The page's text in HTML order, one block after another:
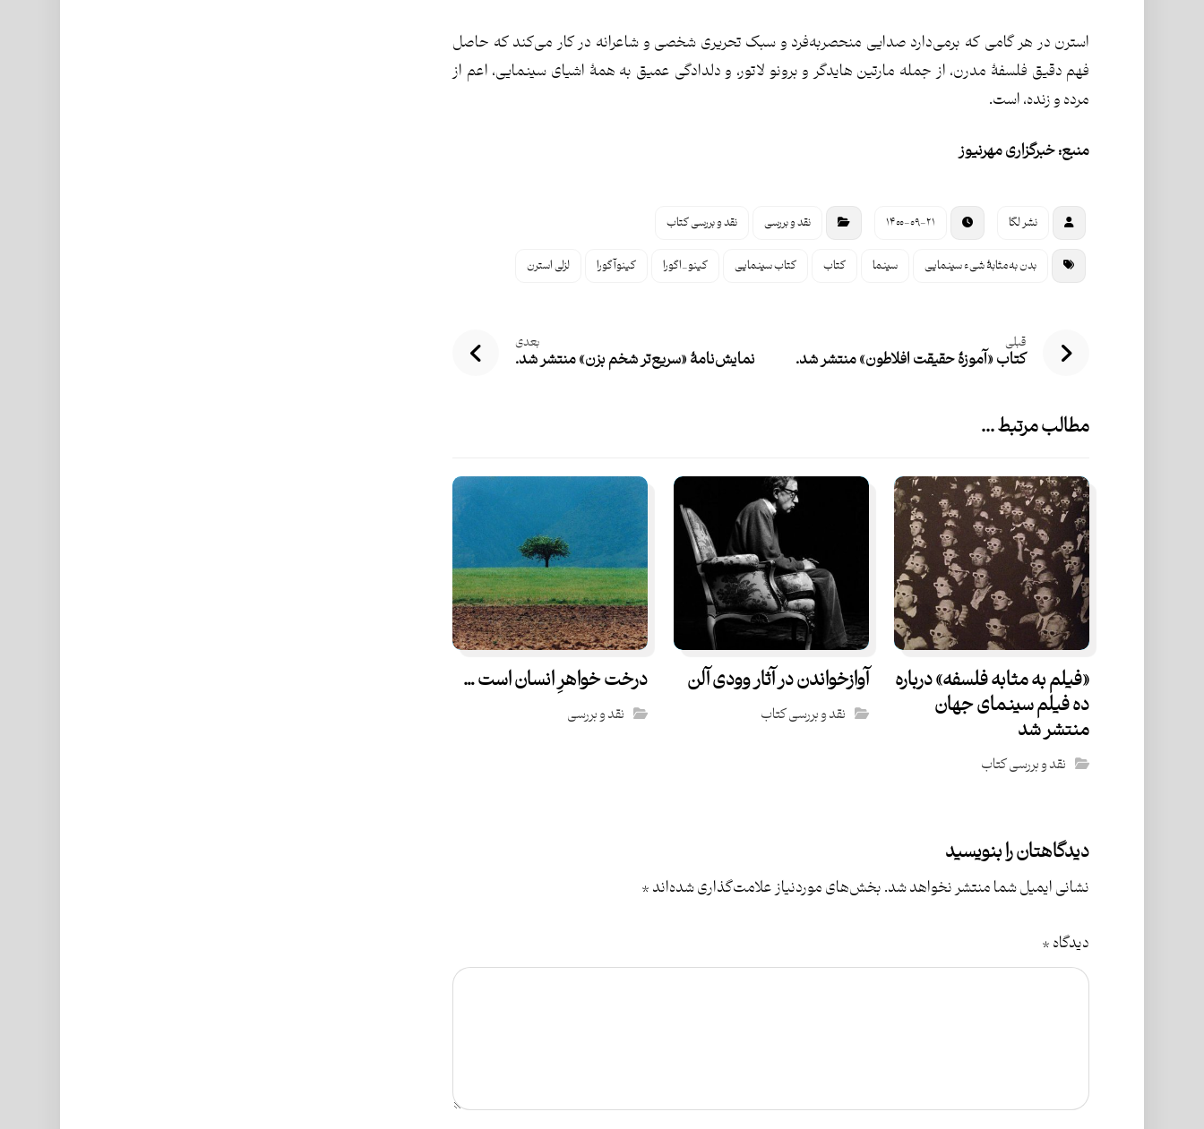
استرن در هر گامی که برمی‌دارد صدایی منحصربه‌فرد و سبک تحریری شخصی و شاعرانه در کار می‌کند که حاصل
فهم دقیق فلسفۀ مدرن، از جمله مارتین هایدگر و برونو لاتور، و دلدادگی عمیق به همۀ اشیای سینمایی، اعم از
مرده و زنده، است.
منبع: خبرگزاری مهرنیوز
نشر لگا ۱۴۰۰-۰۹-۲۱ نقد و بررسی نقد و بررسی کتاب
بدن به‌مثابۀ شیء سینمایی سینما کتاب کتاب سینمایی کینو_اگورا کینوآگورا لزلی استرن
قبلی
کتاب «آموزۀ حقیقت افلاطون» منتشر شد.
بعدی
نمایش‌نامۀ «سریع‌تر شخم بزن» منتشر شد.
مطالب مرتبط ...
«فیلم به مثابه فلسفه» درباره
ده فیلم سینمای جهان
منتشر شد
نقد و بررسی کتاب
آواز‌خواندن در آثار وودی آلن
نقد و بررسی کتاب
درخت خواهرِ انسان است …
نقد و بررسی
دیدگاهتان را بنویسید
نشانی ایمیل شما منتشر نخواهد شد.بخش‌های موردنیاز علامت‌گذاری شده‌اند*
دیدگاه*